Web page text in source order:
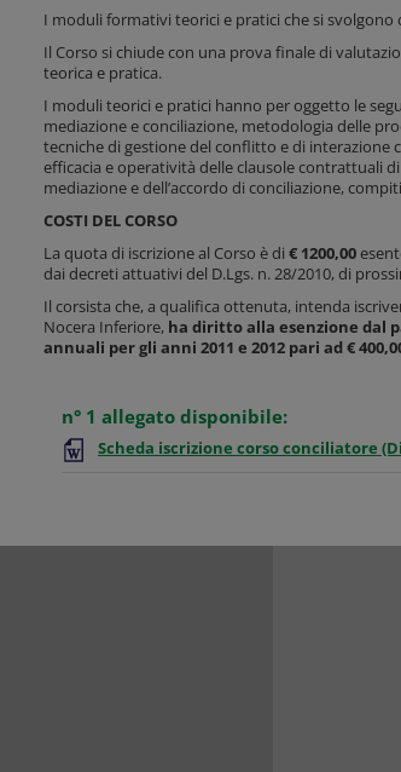
I moduli formativi teorici e pratici che si
Il Corso si chiude con una prova finale di
teorica e pratica.
I moduli teorici e pratici hanno per oggetto le
mediazione e conciliazione, metodologia delle
tecniche di gestione del conflitto e di interazione
efficacia e operatività delle clausole contrattuali
mediazione e dell’accordo di conciliazione,
COSTI DEL CORSO
La quota di iscrizione al Corso è di € 1200,00
dai decreti attuativi del D.Lgs. n. 28/2010, di
Il corsista che, a qualifica ottenuta, intenda
Nocera Inferiore, ha diritto alla esenzione dal
annuali per gli anni 2011 e 2012 pari ad €
n° 1 allegato disponibile:
Scheda iscrizione corso conciliatore